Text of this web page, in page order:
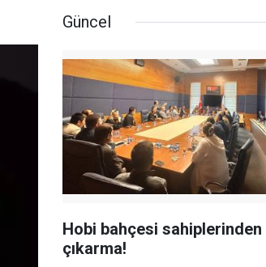
Güncel
Hobi bahçesi
çıkarma!